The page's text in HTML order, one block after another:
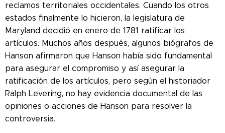
reclamos territoriales occidentales. Cuando los otros
estados finalmente lo hicieron, la legislatura de
Maryland decidió en enero de 1781 ratificar los
artículos. Muchos años después, algunos biógrafos de
Hanson afirmaron que Hanson había sido fundamental
para asegurar el compromiso y así asegurar la
ratificación de los artículos, pero según el historiador
Ralph Levering, no hay evidencia documental de las
opiniones o acciones de Hanson para resolver la
controversia.